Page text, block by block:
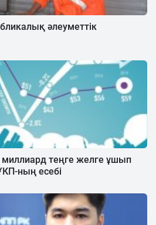
әлеуметтік
теңге желге ұшып
ның есебі